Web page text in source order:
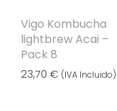
Vigo Kombucha
lightbrew Acai –
Pack 8
23,70 € (IVA Incluido)